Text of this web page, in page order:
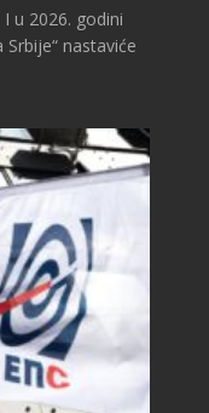
u 2026. godini
nastaviće